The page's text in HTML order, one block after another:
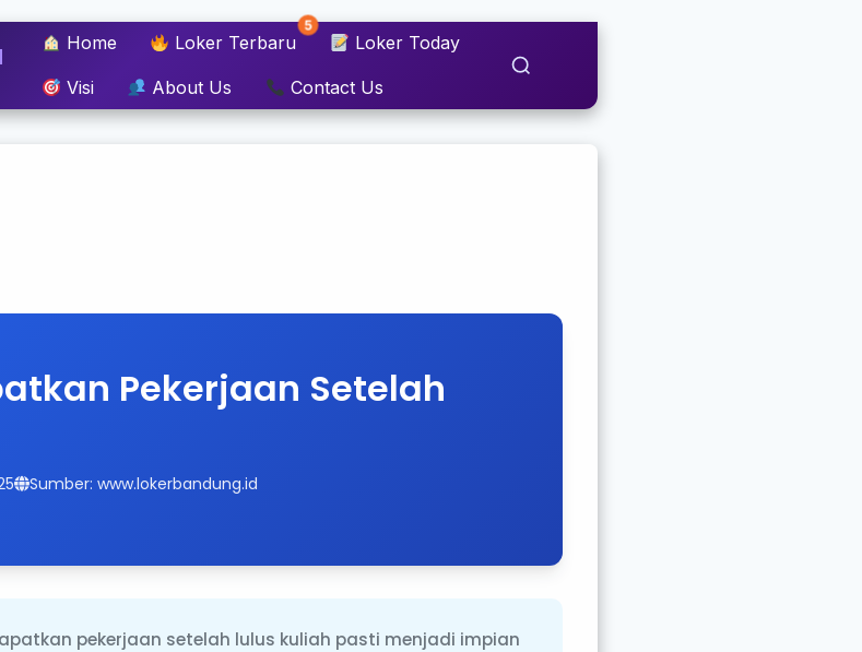
Home Loker Terbaru
5
Loker Today
Visi About Us Contact Us
Pekerjaan Setelah
Sumber: www.lokerbandung.id
pekerjaan setelah lulus kuliah pasti menjadi impian